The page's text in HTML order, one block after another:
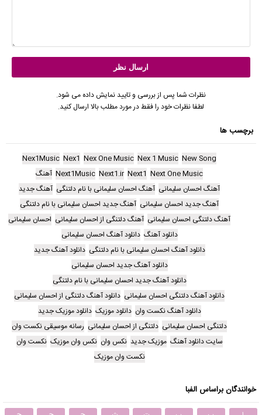
نظرات شما پس از بررسی و تایید نمایش داده می شود.
لطفا نظرات خود را فقط در مورد مطلب بالا ارسال کنید.
برچسب ها
New Song
Nex 1 Music
Nex One Music
Nex1
Nex1Music
Next One Music
Next1
Next1.ir
Next1Music آهنگ
آهنگ احسان سلیمانی آهنگ احسان سلیمانی با نام دلتنگی آهنگ جدید
آهنگ جدید احسان سلیمانی آهنگ جدید احسان سلیمانی با نام دلتنگی
آهنگ دلتنگی احسان سلیمانی آهنگ دلتنگی از احسان سلیمانی احسان سلیمانی
دانلود آهنگ دانلود آهنگ احسان سلیمانی
دانلود آهنگ احسان سلیمانی با نام دلتنگی دانلود آهنگ جدید
دانلود آهنگ جدید احسان سلیمانی
دانلود آهنگ جدید احسان سلیمانی با نام دلتنگی
دانلود آهنگ دلتنگی احسان سلیمانی دانلود آهنگ دلتنگی از احسان سلیمانی
دانلود آهنگ نکست وان دانلود موزیک دانلود موزیک جدید
دلتنگی احسان سلیمانی دلتنگی از احسان سلیمانی رسانه موسیقی نکست وان
سایت دانلود آهنگ موزیک جدید نکس وان نکس وان موزیک نکست وان
نکست وان موزیک
خوانندگان براساس الفبا